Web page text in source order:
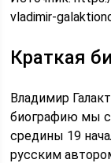
vladimir-
Краткая
Владимир
биографию мы
средины 19
русским